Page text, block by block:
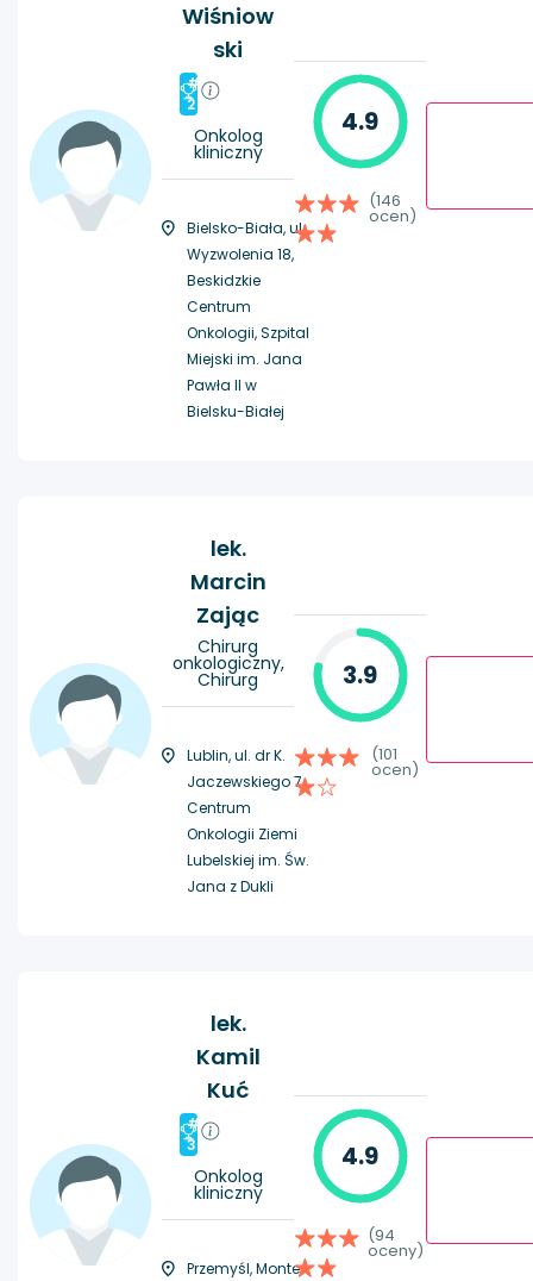
Wiśniow
ski
#
2
Onkolog
kliniczny
Bielsko-Biała, ul.
Wyzwolenia 18,
Beskidzkie
Centrum
Onkologii, Szpital
Miejski im. Jana
Pawła II w
Bielsku-Białej
4.9
(146
ocen)
lek.
Marcin
Zając
Chirurg
onkologiczny,
Chirurg
Lublin, ul. dr K.
Jaczewskiego 7,
Centrum
Onkologii Ziemi
Lubelskiej im. Św.
Jana z Dukli
3.9
(101
ocen)
lek.
Kamil
Kuć
#
3
Onkolog
kliniczny
Przemyśl, Monte
4.9
(94
oceny)